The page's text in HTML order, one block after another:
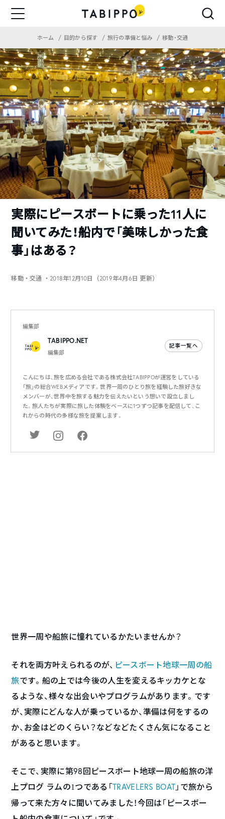
ホーム 目的から探す 旅行の準備と悩み 移動・交通
実際にピースボートに乗った11人に
聞いてみた！船内で「美味しかった食
事」はある？
移動・交通 ・2018年12月10日（2019年4月6日 更新）
編集部
TABIPPO.NET
編集部
記事一覧へ
こんにちは、旅を広める会社である株式会社TABIPPOが運営をしている
「旅」の総合WEBメディアです。世界一周のひとり旅を経験した旅好きな
メンバーが、世界中を旅する魅力を伝えたいという想いで設立しまし
た。旅人たちが実際に旅した体験をベースに1つずつ記事を配信して、こ
れからの時代の多様な旅を提案します。
世界一周や船旅に憧れているかたいませんか？
それを両方叶えられるのが、 ピースボート地球一周の船
旅です。船の上では今後の人生を変えるキッカケとな
るような、様々な出会いやプログラムがあります。です
が、実際にどんな人が乗っているか、準備は何をするの
か、お金はどのくらい？などなどたくさん気になること
があると思います。
そこで、実際に第98回ピースボート地球一周の船旅の洋
上 プログ ラムの1 つである「TRAVELERS BOAT」で旅から
帰って来た方々に聞いてみました！今回は「ピースボー